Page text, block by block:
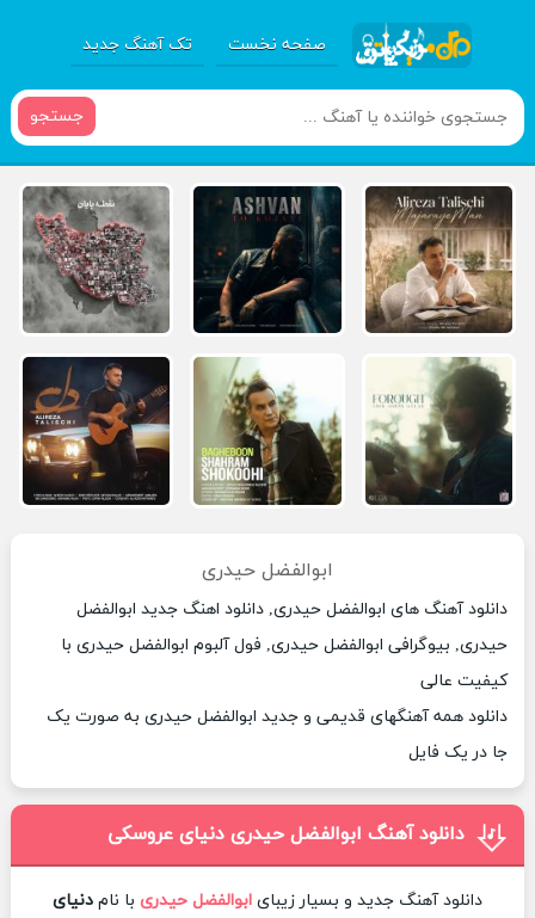
صفحه نخست تک آهنگ جدید
جستجو
ابوالفضل حیدری
دانلود آهنگ های ابوالفضل حیدری, دانلود اهنگ جدید ابوالفضل
حیدری, بیوگرافی ابوالفضل حیدری, فول آلبوم ابوالفضل حیدری با
کیفیت عالی
دانلود همه آهنگهای قدیمی و جدید ابوالفضل حیدری به صورت یک
جا در یک فایل
دانلود آهنگ ابوالفضل حیدری دنیای عروسکی
دانلود آهنگ جدید و بسیار زیبای ابوالفضل حیدری با نام دنیای